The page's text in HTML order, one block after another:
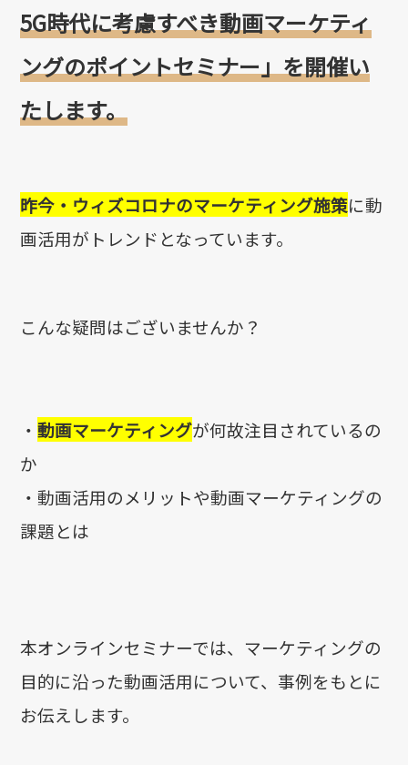
5G時代に考慮すべき動画マーケティ
ングのポイントセミナー」を開催い
たします。
昨今・ウィズコロナのマーケティング施策に動
画活用がトレンドとなっています。
こんな疑問はございませんか？
・動画マーケティングが何故注目されているの
か
・動画活用のメリットや動画マーケティングの
課題とは
本オンラインセミナーでは、マーケティングの
目的に沿った動画活用について、事例をもとに
お伝えします。